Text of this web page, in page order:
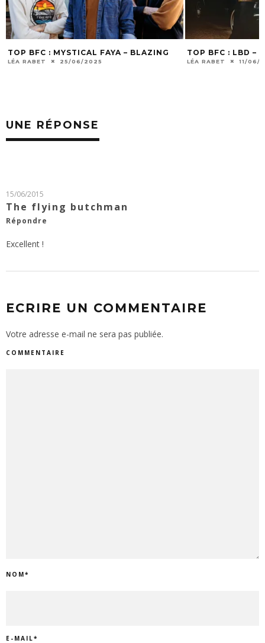
TOP BFC : MYSTICAL FAYA – BLAZING
LÉA RABET 25/06/2025
TOP BFC : LBD –
LÉA RABET 11/06/
UNE RÉPONSE
15/06/2015
The flying butchman
Répondre
Excellent !
ECRIRE UN COMMENTAIRE
Votre adresse e-mail ne sera pas publiée.
COMMENTAIRE
NOM*
E-MAIL*